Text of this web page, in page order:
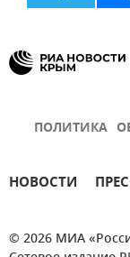
ПОЛИТИКА
НОВОСТИ
© 2026 МИА